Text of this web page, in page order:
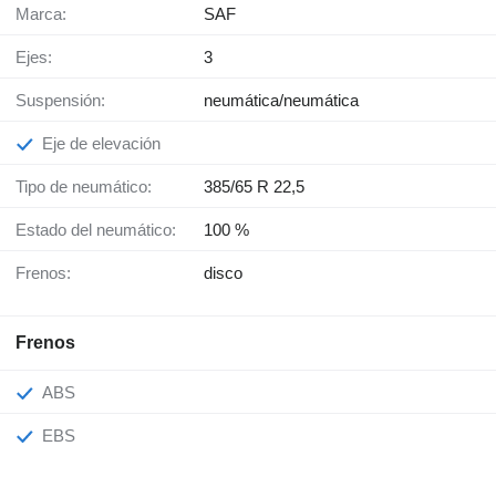
Marca: SAF
Ejes: 3
Suspensión: neumática/neumática
Eje de elevación
Tipo de neumático: 385/65 R 22,5
Estado del neumático: 100 %
Frenos: disco
Frenos
ABS
EBS